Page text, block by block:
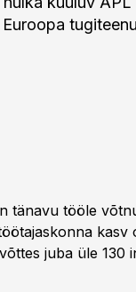
tänavu tööle
kasv
juba üle 130